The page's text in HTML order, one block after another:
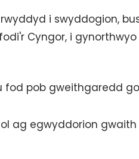
i swyddogion,
Cyngor, i
fod pob gweithgaredd
ag egwyddorion